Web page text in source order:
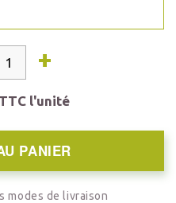
+
TTC l'unité
PANIER
modes de livraison